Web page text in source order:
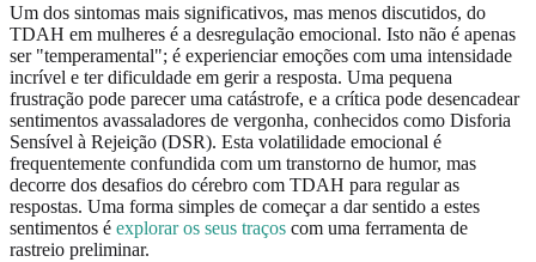
Um dos sintomas mais significativos, mas menos discutidos, do
TDAH em mulheres é a desregulação emocional. Isto não é apenas
ser "temperamental"; é experienciar emoções com uma intensidade
incrível e ter dificuldade em gerir a resposta. Uma pequena
frustração pode parecer uma catástrofe, e a crítica pode desencadear
sentimentos avassaladores de vergonha, conhecidos como Disforia
Sensível à Rejeição (DSR). Esta volatilidade emocional é
frequentemente confundida com um transtorno de humor, mas
decorre dos desafios do cérebro com TDAH para regular as
respostas. Uma forma simples de começar a dar sentido a estes
sentimentos é explorar os seus traços com uma ferramenta de
rastreio preliminar.